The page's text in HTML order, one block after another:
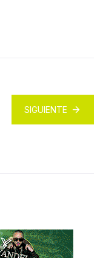
SIGUIENTE